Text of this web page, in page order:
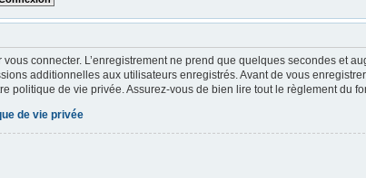
connecter. L’enregistrement ne prend que quelques secondes et
additionnelles aux utilisateurs enregistrés. Avant de vous
politique de vie privée. Assurez-vous de bien lire tout le règlement du
de vie privée